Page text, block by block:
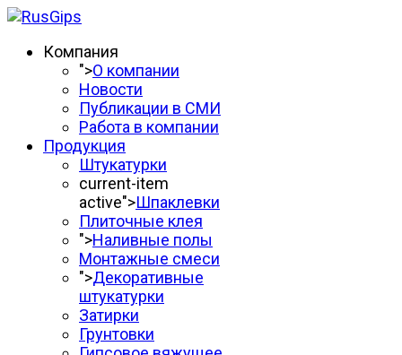
Компания
">О компании
Новости
Публикации в СМИ
Работа в компании
Продукция
Штукатурки
current-item
active">Шпаклевки
Плиточные клея
">Наливные полы
Монтажные смеси
">Декоративные
штукатурки
Затирки
Грунтовки